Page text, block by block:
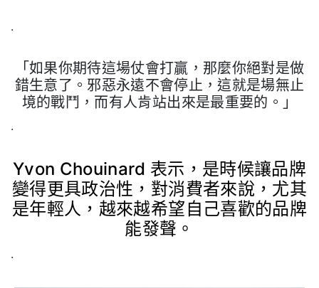
.
「如果你期待這場仗會打贏，那麼你絕對是做
錯生意了。邪惡永遠不會停止，這就是場無止
境的戰鬥，而有人肯站出來是最重要的。」
.
Yvon Chouinard 表示，是時候讓品牌
變得更具政治性，對消費者來說，尤其
是年輕人，越來越希望自己喜歡的品牌
能發聲。
.